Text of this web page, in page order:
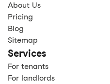
About Us
Pricing
Blog
Sitemap
Services
For tenants
For landlords